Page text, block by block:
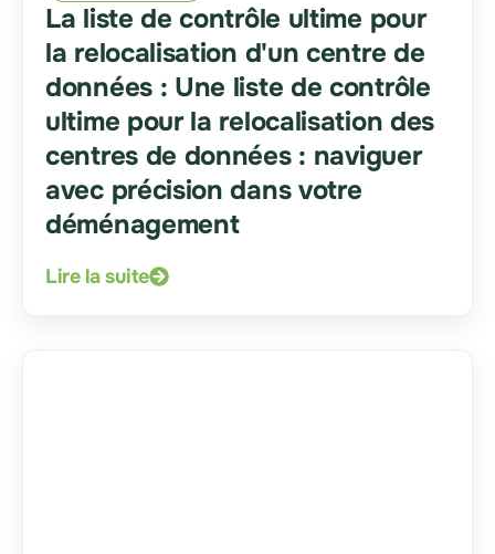
La liste de contrôle ultime pour
la relocalisation d'un centre de
données : Une liste de contrôle
ultime pour la relocalisation des
centres de données : naviguer
avec précision dans votre
déménagement
Lire la suite